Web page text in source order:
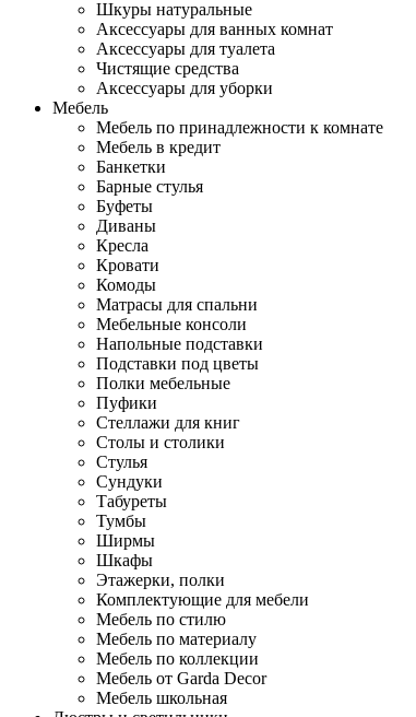
Шкуры натуральные
Аксессуары для ванных комнат
Аксессуары для туалета
Чистящие средства
Аксессуары для уборки
Мебель
Мебель по принадлежности к комнате
Мебель в кредит
Банкетки
Барные стулья
Буфеты
Диваны
Кресла
Кровати
Комоды
Матрасы для спальни
Мебельные консоли
Напольные подставки
Подставки под цветы
Полки мебельные
Пуфики
Стеллажи для книг
Столы и столики
Стулья
Сундуки
Табуреты
Тумбы
Ширмы
Шкафы
Этажерки, полки
Комплектующие для мебели
Мебель по стилю
Мебель по материалу
Мебель по коллекции
Мебель от Garda Decor
Мебель школьная